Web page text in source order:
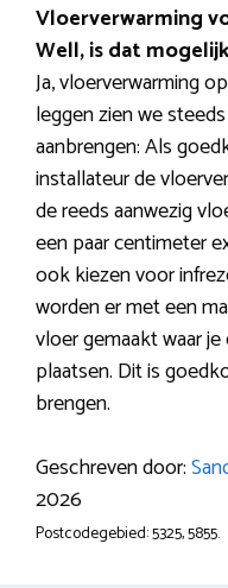
Vloerverwarming
Well, is dat
Ja, vloerverwarming
leggen zien we
aanbrengen: Als
installateur de
de reeds aanwezig
een paar centimeter
ook kiezen voor
worden er met een
vloer gemaakt waar
plaatsen. Dit is
brengen.
Geschreven door:
2026
Postcodegebied: 5325, 5855.